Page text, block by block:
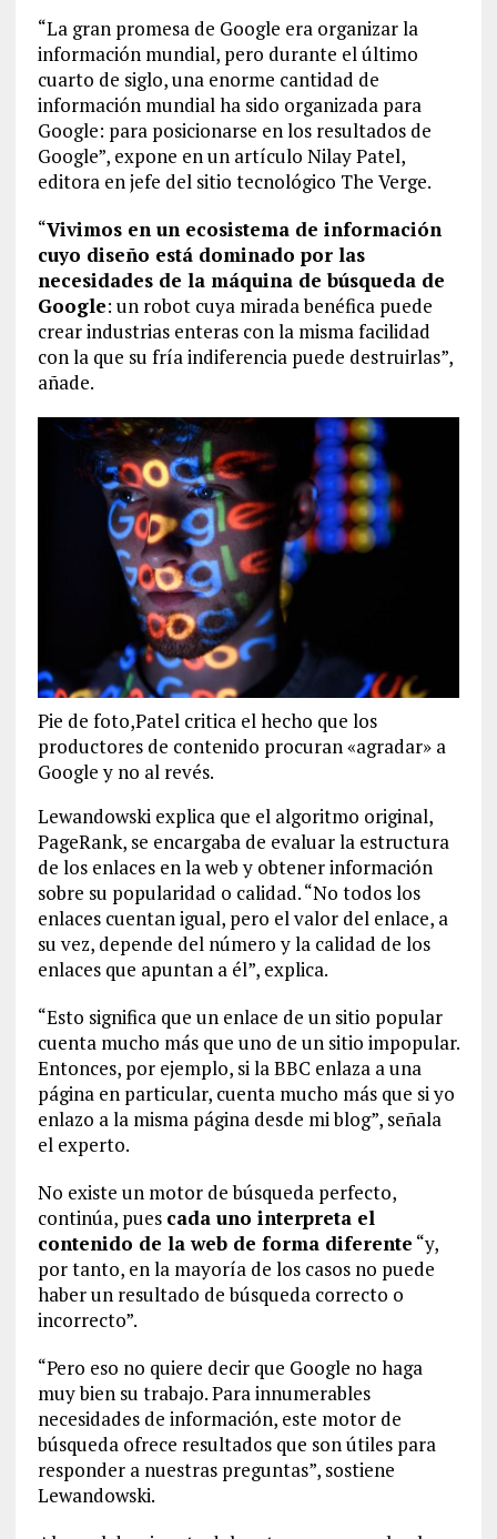
“La gran promesa de Google era organizar la
información mundial, pero durante el último
cuarto de siglo, una enorme cantidad de
información mundial ha sido organizada para
Google: para posicionarse en los resultados de
Google”, expone en un artículo Nilay Patel,
editora en jefe del sitio tecnológico The Verge.
“Vivimos en un ecosistema de información
cuyo diseño está dominado por las
necesidades de la máquina de búsqueda de
Google: un robot cuya mirada benéfica puede
crear industrias enteras con la misma facilidad
con la que su fría indiferencia puede destruirlas”,
añade.
Pie de foto,Patel critica el hecho que los
productores de contenido procuran «agradar» a
Google y no al revés.
Lewandowski explica que el algoritmo original,
PageRank, se encargaba de evaluar la estructura
de los enlaces en la web y obtener información
sobre su popularidad o calidad. “No todos los
enlaces cuentan igual, pero el valor del enlace, a
su vez, depende del número y la calidad de los
enlaces que apuntan a él”, explica.
“Esto significa que un enlace de un sitio popular
cuenta mucho más que uno de un sitio impopular.
Entonces, por ejemplo, si la BBC enlaza a una
página en particular, cuenta mucho más que si yo
enlazo a la misma página desde mi blog”, señala
el experto.
No existe un motor de búsqueda perfecto,
continúa, pues cada uno interpreta el
contenido de la web de forma diferente “y,
por tanto, en la mayoría de los casos no puede
haber un resultado de búsqueda correcto o
incorrecto”.
“Pero eso no quiere decir que Google no haga
muy bien su trabajo. Para innumerables
necesidades de información, este motor de
búsqueda ofrece resultados que son útiles para
responder a nuestras preguntas”, sostiene
Lewandowski.